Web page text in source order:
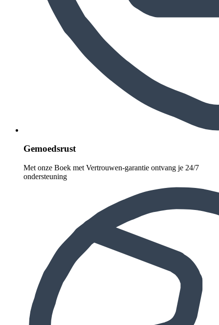
Gemoedsrust
Met onze Boek met Vertrouwen-garantie ontvang je 24/7
ondersteuning